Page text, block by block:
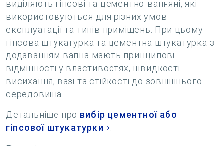
виділяють гіпсові та цементно-вапняні, які
використовуються для різних умов
експлуатації та типів приміщень. При цьому
гіпсова штукатурка та цементна штукатурка з
додаванням вапна мають принципові
відмінності у властивостях, швидкості
висихання, вазі та стійкості до зовнішнього
середовища.
Детальніше про вибір цементної або
гіпсової штукатурки